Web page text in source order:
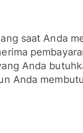
saat Anda
Anda
Anda